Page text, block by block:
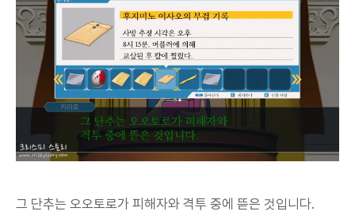
그 단추는 오오토로가 피해자와 격투 중에 뜯은 것입니다.